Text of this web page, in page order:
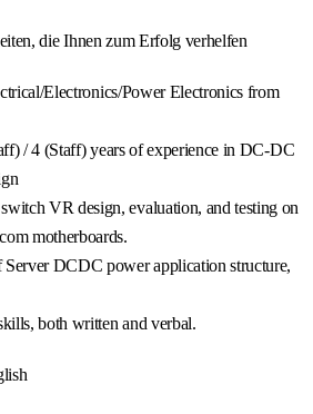
die Ihnen zum Erfolg verhelfen
Electronics/Power Electronics from
/ 4 (Staff) years of experience in DC-DC
VR design, evaluation, and testing on
motherboards.
DCDC power application structure,
both written and verbal.